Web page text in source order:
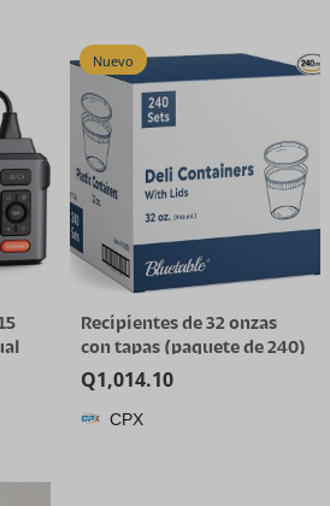
Nuevo
Recipientes de 32 onzas
con tapas (paquete de 240)
a granel – Recipiente de
plástico de cuarto de galón
con tapa, desechable, 32
Q1,014.10
CPX